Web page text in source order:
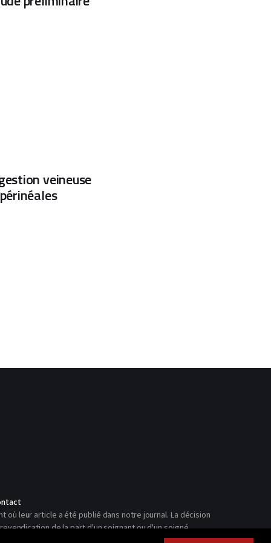
veineuse
où leur article a été publié dans notre journal. La décision
de la part d'un soignant ou d'un soigné.